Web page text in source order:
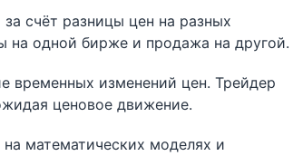
счёт разницы цен на разных
на одной бирже и продажа на другой.
временных изменений цен. Трейдер
ценовое движение.
на математических моделях и